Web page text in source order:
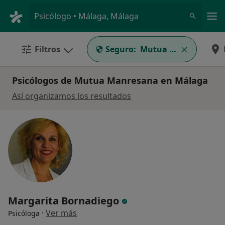
Psicólogo • Málaga, Málaga
Filtros Seguro: Mutua Manresana
Psicólogos de Mutua Manresana en Málaga
Así organizamos los resultados
Margarita Bornadiego
Psicóloga · Ver más